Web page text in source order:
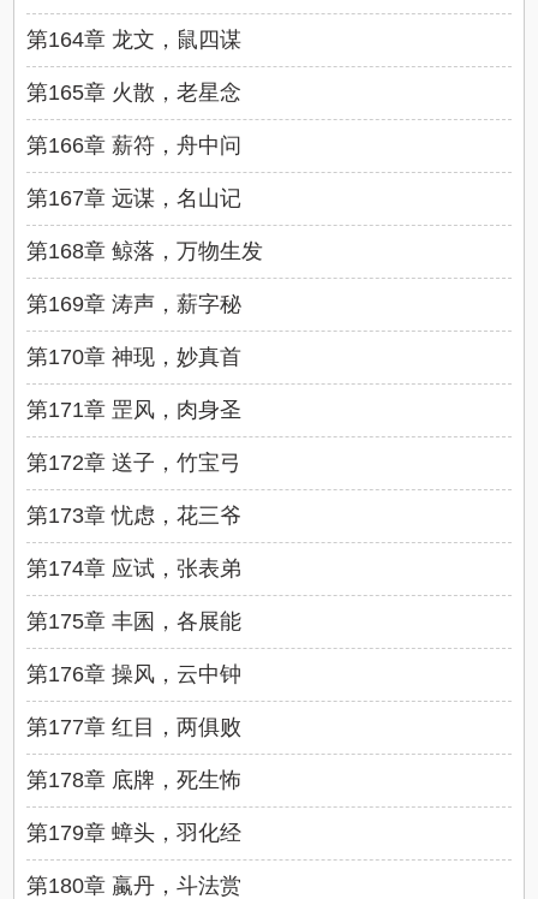
第164章 龙文，鼠四谋
第165章 火散，老星念
第166章 薪符，舟中问
第167章 远谋，名山记
第168章 鲸落，万物生发
第169章 涛声，薪字秘
第170章 神现，妙真首
第171章 罡风，肉身圣
第172章 送子，竹宝弓
第173章 忧虑，花三爷
第174章 应试，张表弟
第175章 丰囷，各展能
第176章 操风，云中钟
第177章 红目，两俱败
第178章 底牌，死生怖
第179章 蟑头，羽化经
第180章 蠃丹，斗法赏